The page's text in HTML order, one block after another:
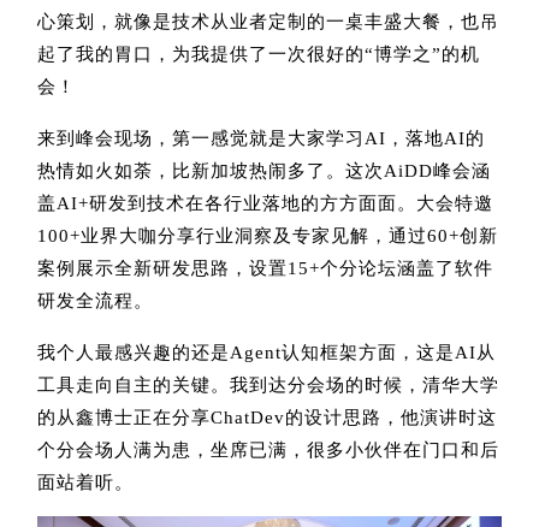
心策划，就像是技术从业者定制的一桌丰盛大餐，也吊
起了我的胃口，为我提供了一次很好的“博学之”的机
会！
来到峰会现场 ，第一感觉就是大家学习AI，落地AI的
热情如火如荼，比新加坡热闹多了。这次AiDD峰会涵
盖AI+研发到技术在各行业落地的方方面面。大会特邀
100+业界大咖分享行业洞察及专家见解，通过60+创新
案例展示全新研发思路，设置15+个分论坛涵盖了软件
研发全流程。
我个人最感兴趣的还是Agent认知框架方面，这是AI从
工具走向自主的关键。我到达分会场的时候，清华大学
的从鑫博士正在分享ChatDev的设计思路，他演讲时这
个分会场人满为患，坐席已满，很多小伙伴在门口和后
面站着听。